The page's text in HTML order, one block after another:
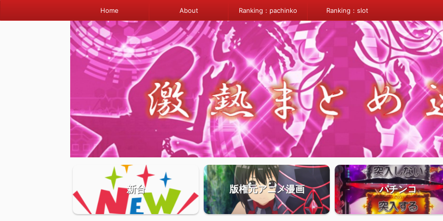
Home About Ranking：pachinko Ranking：slot
新台 版権元アニメ漫画 パチンコ